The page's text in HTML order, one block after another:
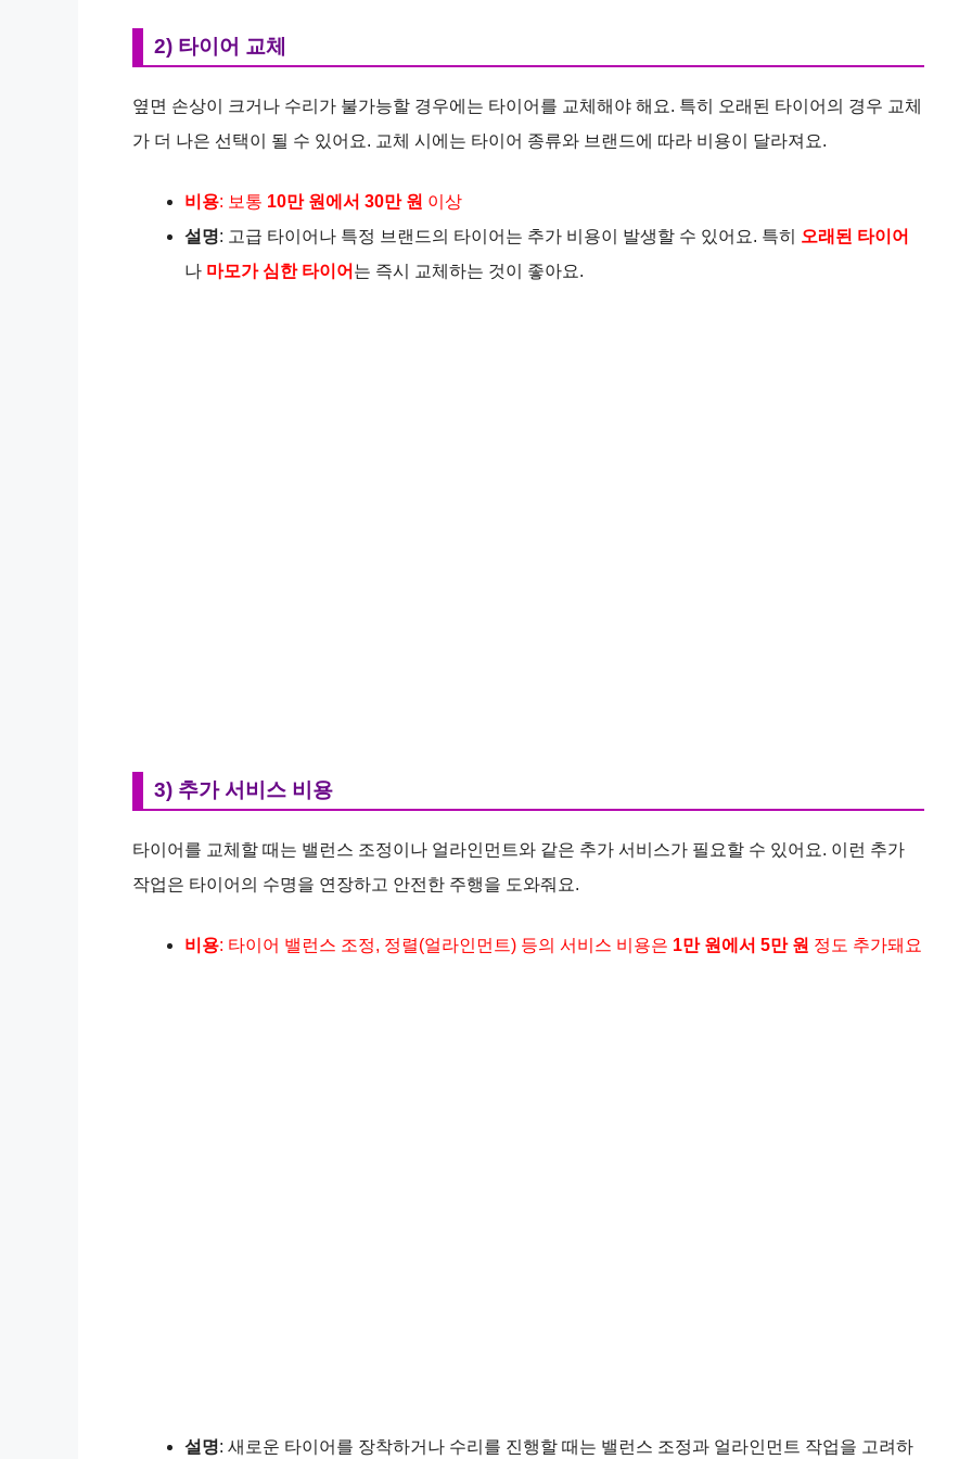
2) 타이어 교체
옆면 손상이 크거나 수리가 불가능할 경우에는 타이어를 교체해야 해요. 특히 오래된 타이어의 경우 교체
가 더 나은 선택이 될 수 있어요. 교체 시에는 타이어 종류와 브랜드에 따라 비용이 달라져요.
비용: 보통 10만 원에서 30만 원 이상
설명: 고급 타이어나 특정 브랜드의 타이어는 추가 비용이 발생할 수 있어요. 특히 오래된 타이어
나 마모가 심한 타이어 는 즉시 교체하는 것이 좋아요.
3) 추가 서비스 비용
타이어를 교체할 때는 밸런스 조정이나 얼라인먼트와 같은 추가 서비스가 필요할 수 있어요. 이런 추가
작업은 타이어의 수명을 연장하고 안전한 주행을 도와줘요.
비용: 타이어 밸런스 조정, 정렬(얼라인먼트) 등의 서비스 비용은 1만 원에서 5만 원 정도 추가돼요
설명: 새로운 타이어를 장착하거나 수리를 진행할 때는 밸런스 조정과 얼라인먼트 작업을 고려하